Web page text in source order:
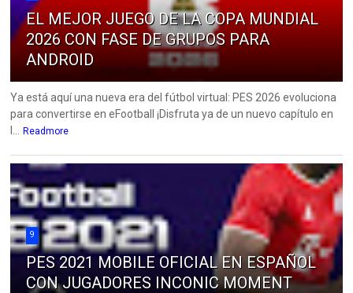
EL MEJOR JUEGO DE LA COPA MUNDIAL
2026 CON FASE DE GRUPOS PARA
ANDROID
Ya está aquí una nueva era del fútbol virtual: PES 2026 evoluciona
para convertirse en eFootball ¡Disfruta ya de un nuevo capítulo en
Readmore
9
PES 2021 MOBILE OFICIAL EN ESPAÑOL
CON JUGADORES INCONIC MOMENT